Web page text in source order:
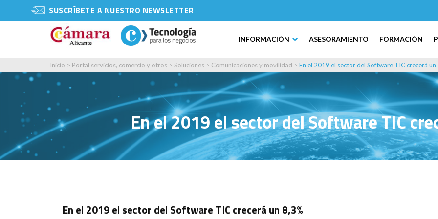
SUSCRÍBETE A NUESTRO NEWSLETTER
INFORMACIÓN ASESORAMIENTO FORMACIÓN
Inicio > Portal servicios, comercio y otros > Soluciones > Comunicaciones y movilidad > En el 2019 el sector del Software TIC crecerá un
En el 2019 el sector del Software TIC
En el 2019 el sector del Software TIC crecerá un 8,3%